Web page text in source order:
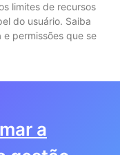
limites de recursos
do usuário. Saiba
permissões que se
a